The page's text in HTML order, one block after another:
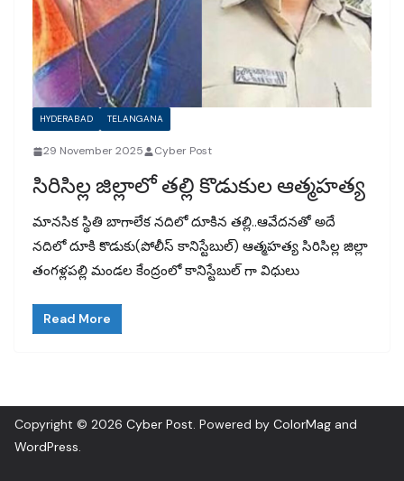
HYDERABAD TELANGANA
29 November 2025 Cyber Post
సిరిసిల్ల జిల్లాలో తల్లి కొడుకుల ఆత్మహత్య
మానసిక స్థితి బాగాలేక నదిలో దూకిన తల్లి..ఆవేదనతో అదే
నదిలో దూకి కొడుకు(పోలీస్ కానిస్టేబుల్) ఆత్మహత్య సిరిసిల్ల జిల్లా
తంగళ్లపల్లి మండల కేంద్రంలో కానిస్టేబుల్ గా విధులు
Read More
Copyright © 2026 Cyber Post. Powered by ColorMag and
WordPress.